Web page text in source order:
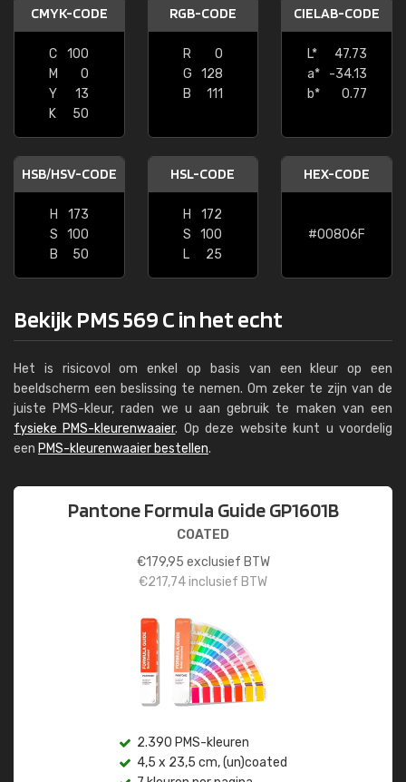
CMYK-CODE
C
100
M
0
Y
13
K
50
RGB-CODE
R
0
G
128
B
111
CIELAB-CODE
L*
47.73
a*
-34.13
b*
0.77
HSB/HSV-CODE
H
173
S
100
B
50
HSL-CODE
H
172
S
100
L
25
HEX-CODE
#00806F
Bekijk PMS 569 C in het echt
Het is risicovol om enkel op basis van een kleur op een
beeldscherm een beslissing te nemen. Om zeker te zijn van de
juiste PMS-kleur, raden we u aan gebruik te maken van een
fysieke PMS-kleurenwaaier. Op deze website kunt u voordelig
een PMS-kleurenwaaier bestellen.
Pantone Formula Guide GP1601B
COATED
€179,95 exclusief BTW
€217,74inclusief BTW
2.390 PMS-kleuren
4,5 x 23,5 cm, (un)coated